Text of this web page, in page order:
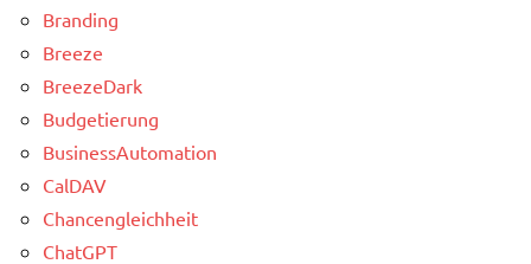
Branding
Breeze
BreezeDark
Budgetierung
BusinessAutomation
CalDAV
Chancengleichheit
ChatGPT